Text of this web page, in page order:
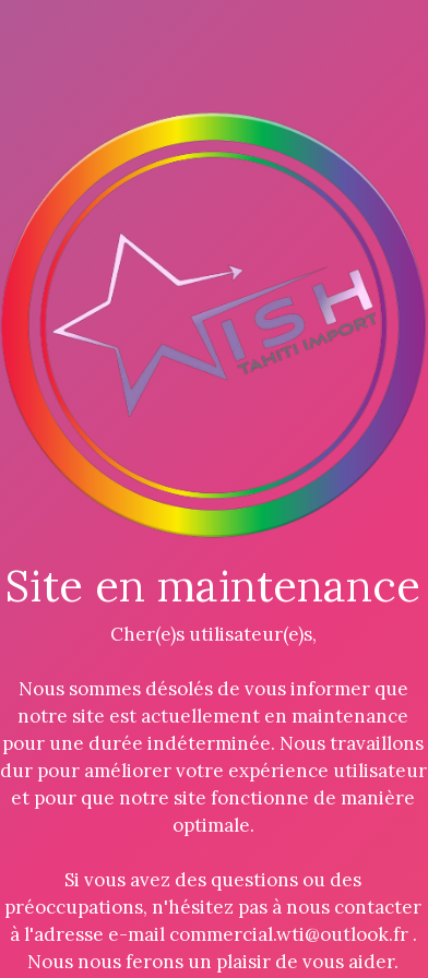
Site en maintenance
Cher(e)s utilisateur(e)s,
Nous sommes désolés de vous informer que
notre site est actuellement en maintenance
pour une durée indéterminée. Nous travaillons
dur pour améliorer votre expérience utilisateur
et pour que notre site fonctionne de manière
optimale.
Si vous avez des questions ou des
préoccupations, n'hésitez pas à nous contacter
à l'adresse e-mail commercial.wti@outlook.fr .
Nous nous ferons un plaisir de vous aider.